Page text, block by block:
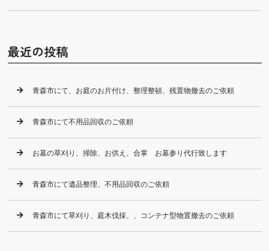
最近の投稿
青森市にて、お庭のお片付け、整理整頓、残置物撤去のご依頼
青森市にて不用品回収のご依頼
お墓の草刈り、掃除、お供え、合掌 お墓参り代行致します
青森市にて遺品整理、不用品回収のご依頼
青森市にて草刈り、庭木伐採、、コンテナ型物置撤去のご依頼